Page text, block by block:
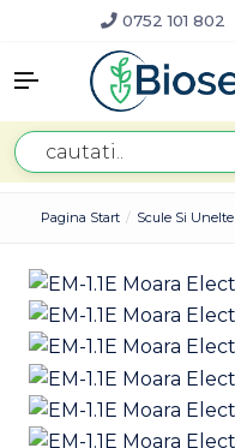
0752 101 802
Pagina Start Scule Si Unelte